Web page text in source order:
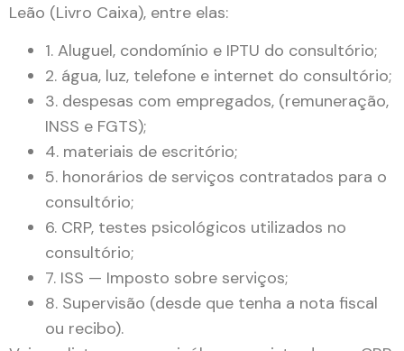
Leão (Livro Caixa), entre elas:
1. Aluguel, condomínio e IPTU do consultório;
2. água, luz, telefone e internet do consultório;
3. despesas com empregados, (remuneração,
INSS e FGTS);
4. materiais de escritório;
5. honorários de serviços contratados para o
consultório;
6. CRP, testes psicológicos utilizados no
consultório;
7. ISS — Imposto sobre serviços;
8. Supervisão (desde que tenha a nota fiscal
ou recibo).